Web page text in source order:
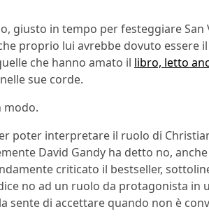
giusto in tempo per festeggiare San
proprio lui avrebbe dovuto essere
che hanno amato il libro, letto
sue corde.
modo.
poter interpretare il ruolo di
David Gandy ha detto no,
criticato il bestseller,
no ad un ruolo da protagonista in
sente di accettare quando non è